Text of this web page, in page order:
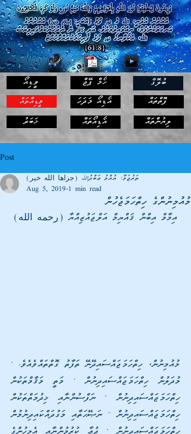
ވީޑިއޯ
މީޑިއާތައް
ޚަބަރު
ހޯމް ޕޭޖް
އޯޑިއޯ މަދަހަ
އޯޑިއޯތައް
ބުލޮގް
ފޮތްތައް
ލިޔުންތައް
Post
މުއުމިނުންގެ ހިތްހަމަޖެހުން
ތަރުޖަމާ: އުއްމު ޢަބްދުﷲ (جزاها الله خير)
Aug 5, 2019 1 min read
އިމާމް އިބްން ޤައްޔިމް އަލްޖައުޒިއްޔާ (رحمه الله)
މުދަލުން ހިތްހަމަޖައްސައިދިނުން • މަތީ މަޤާމްތަކުން
ހިތްހަމަޖައްސައިދިނުން • ނަފްސުންނާއި ޚިދުމަތްތަކުން
ހިތްހަމަޖައްސައިދިނުން • ނަޞޭޙަތާއި މަގުދައްކައިދިނުމުން